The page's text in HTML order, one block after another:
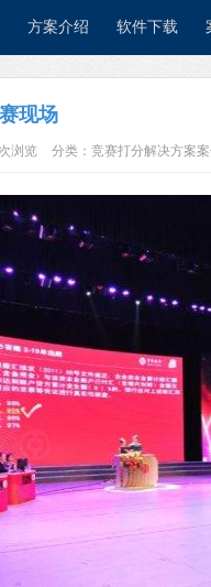
方案介绍 软件下载
现场
浏览 分类：竞赛打分解决方案